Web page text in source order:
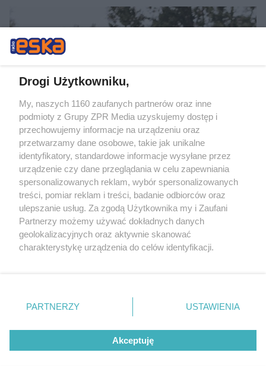
WYDARZENIA
Przed nami Etho Polana Healing Camp. To
LOKALNIE:
Drogi Użytkowniku,
My, naszych 1160 zaufanych partnerów oraz inne
podmioty z Grupy ZPR Media uzyskujemy dostęp i
przechowujemy informacje na urządzeniu oraz
przetwarzamy dane osobowe, takie jak unikalne
identyfikatory, standardowe informacje wysyłane przez
urządzenie czy dane przeglądania w celu zapewniania
spersonalizowanych reklam, wybór spersonalizowanych
treści, pomiar reklam i treści, badanie odbiorców oraz
ulepszanie usług. Za zgodą Użytkownika my i Zaufani
Partnerzy możemy używać dokładnych danych
geolokalizacyjnych oraz aktywnie skanować
charakterystykę urządzenia do celów identyfikacji.
zmienić/wycofać klikając przycisk ustawień prywatności
znajdujący się w lewym dolnym rogu strony
rodzaje przetwarzania danych nie wymagają zgody
użytkownika, ale masz prawo sprzeciwić się takiemu
przetwarzaniu. Preferencje będą miały zastosowanie tylko
PARTNERZY USTAWIENIA
Akceptuję